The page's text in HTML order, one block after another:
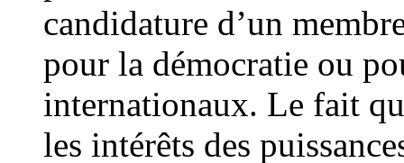
candidature d’un
pour la démocratie ou
internationaux. Le fait
les intérêts des